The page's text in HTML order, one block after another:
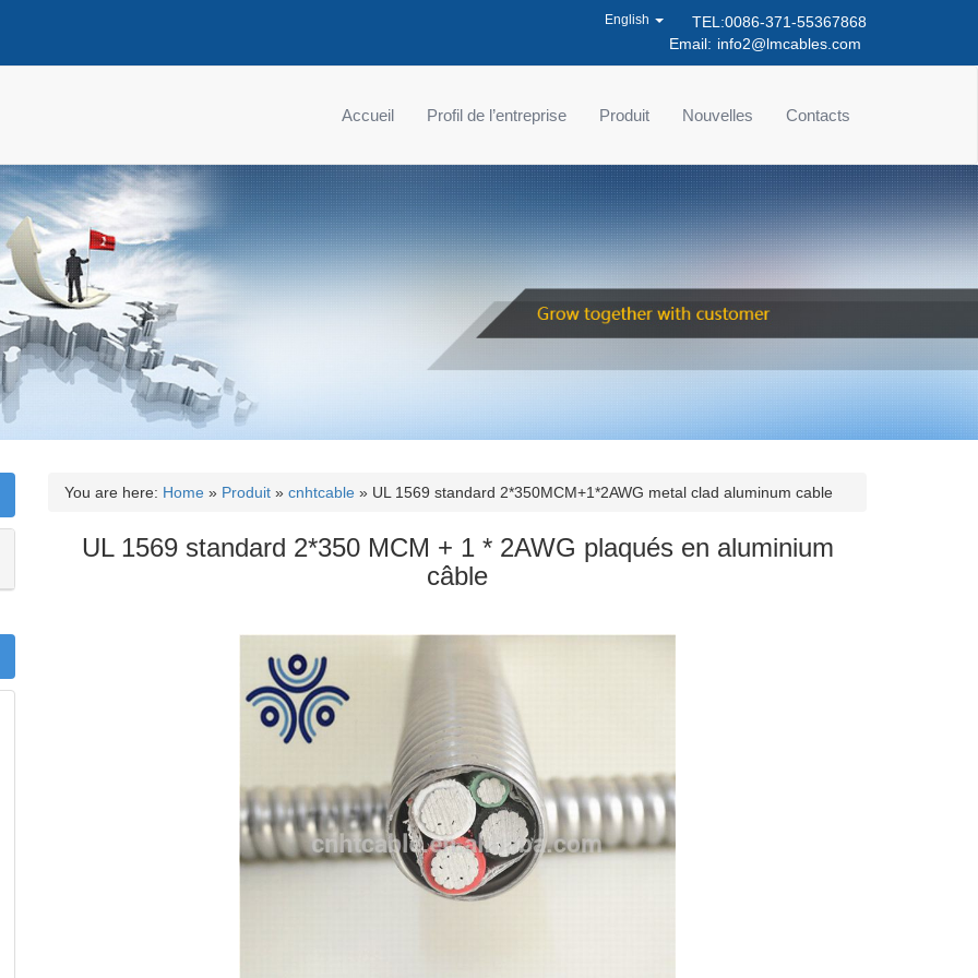
TEL:0086-371-55367868
Email: info2@lmcables.com
English
Accueil Profil de l’entreprise Produit Nouvelles Contacts
You are here: Home » Produit » cnhtcable » UL 1569 standard 2*350MCM+1*2AWG metal clad aluminum cable
UL 1569 standard 2*350 MCM + 1 * 2AWG plaqués en aluminium
câble